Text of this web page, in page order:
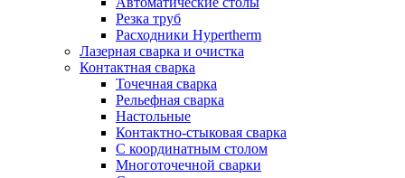
Резка труб
Расходники Hypertherm
Лазерная сварка и очистка
Контактная сварка
Точечная сварка
Рельефная сварка
Настольные
Контактно-стыковая сварка
С координатным столом
Многоточечной сварки